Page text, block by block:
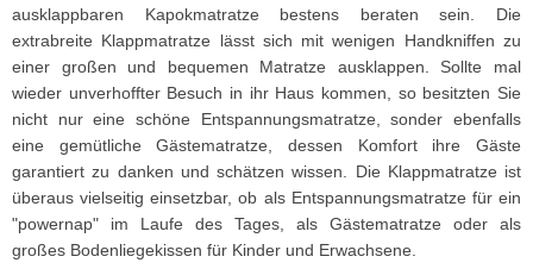
ausklappbaren Kapokmatratze bestens beraten sein. Die
extrabreite Klappmatratze lässt sich mit wenigen Handkniffen zu
einer großen und bequemen Matratze ausklappen. Sollte mal
wieder unverhoffter Besuch in ihr Haus kommen, so besitzten Sie
nicht nur eine schöne Entspannungsmatratze, sonder ebenfalls
eine gemütliche Gästematratze, dessen Komfort ihre Gäste
garantiert zu danken und schätzen wissen. Die Klappmatratze ist
überaus vielseitig einsetzbar, ob als Entspannungsmatratze für ein
"powernap" im Laufe des Tages, als Gästematratze oder als
großes Bodenliegekissen für Kinder und Erwachsene.